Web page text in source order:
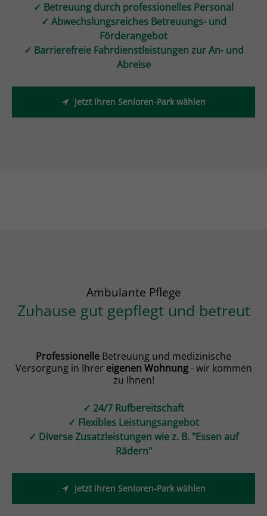
✓ Betreuung durch professionelles Personal
✓ Abwechslungsreiches Betreuungs- und
Förderangebot
✓ Barrierefreie Fahrdienstleistungen zur An- und
Abreise
Jetzt ihren Senioren-Park wählen
Ambulante Pflege
Zuhause gut gepflegt und betreut
Professionelle Betreuung und medizinische
Versorgung in Ihrer eigenen Wohnung- wir kommen
zu Ihnen!
✓ 24/7 Rufbereitschaft
✓ Flexibles Leistungsangebot
✓ Diverse Zusatzleistungen wie z. B. "Essen auf
Rädern"
Jetzt ihren Senioren-Park wählen